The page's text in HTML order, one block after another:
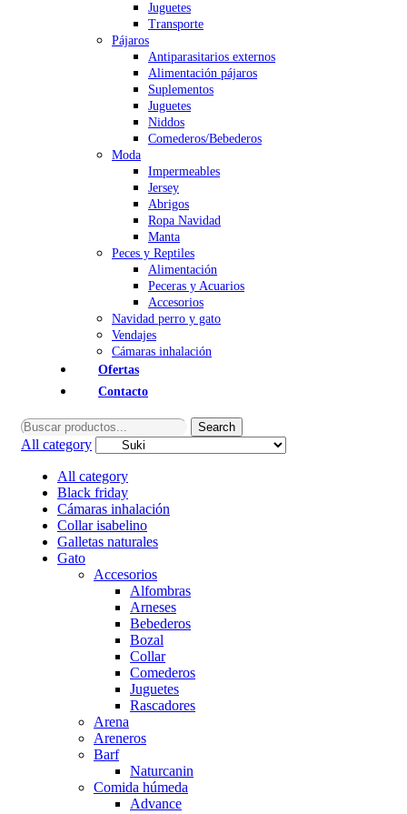
Juguetes
Transporte
Pájaros
Antiparasitarios externos
Alimentación pájaros
Suplementos
Juguetes
Niddos
Comederos/Bebederos
Moda
Impermeables
Jersey
Abrigos
Ropa Navidad
Manta
Peces y Reptiles
Alimentación
Peceras y Acuarios
Accesorios
Navidad perro y gato
Vendajes
Cámaras inhalación
Ofertas
Contacto
Search
for:
Search
All category
All category
Black friday
Cámaras inhalación
Collar isabelino
Galletas naturales
Gato
Accesorios
Alfombras
Arneses
Bebederos
Bozal
Collar
Comederos
Juguetes
Rascadores
Arena
Areneros
Barf
Naturcanin
Comida húmeda
Advance